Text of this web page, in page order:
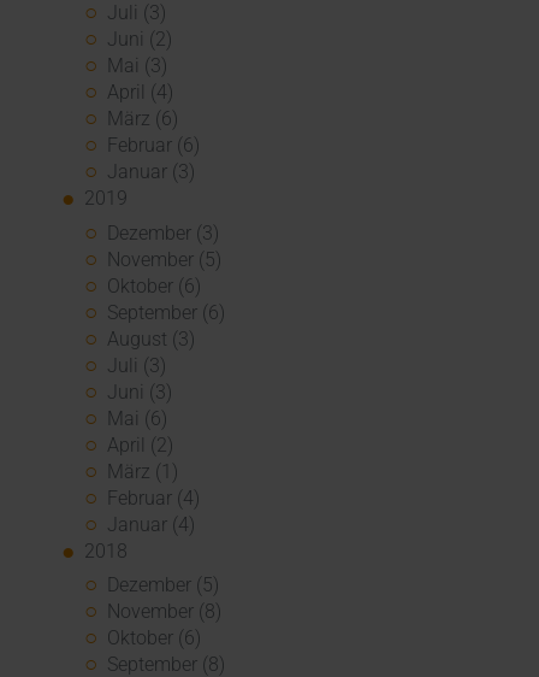
Juli (3)
Juni (2)
Mai (3)
April (4)
März (6)
Februar (6)
Januar (3)
2019
Dezember (3)
November (5)
Oktober (6)
September (6)
August (3)
Juli (3)
Juni (3)
Mai (6)
April (2)
März (1)
Februar (4)
Januar (4)
2018
Dezember (5)
November (8)
Oktober (6)
September (8)